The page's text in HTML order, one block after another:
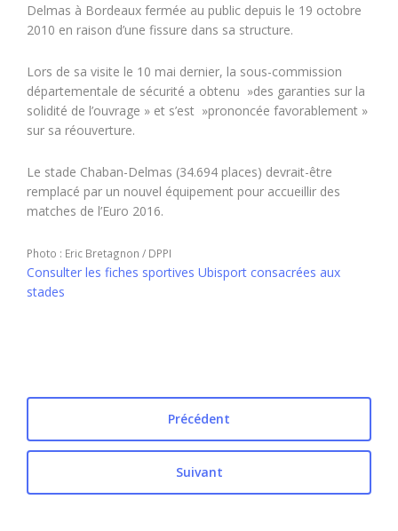
Delmas à Bordeaux fermée au public depuis le 19 octobre
2010 en raison d’une fissure dans sa structure.
Lors de sa visite le 10 mai dernier, la sous-commission
départementale de sécurité a obtenu »des garanties sur la
solidité de l’ouvrage » et s’est »prononcée favorablement »
sur sa réouverture.
Le stade Chaban-Delmas (34.694 places) devrait-être
remplacé par un nouvel équipement pour accueillir des
matches de l’Euro 2016.
Photo : Eric Bretagnon / DPPI
Consulter les fiches sportives Ubisport consacrées aux
stades
Précédent
Suivant